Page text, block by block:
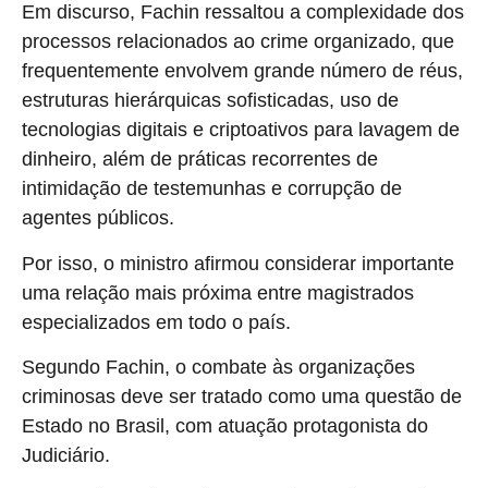
Em discurso, Fachin ressaltou a complexidade dos
processos relacionados ao crime organizado, que
frequentemente envolvem grande número de réus,
estruturas hierárquicas sofisticadas, uso de
tecnologias digitais e criptoativos para lavagem de
dinheiro, além de práticas recorrentes de
intimidação de testemunhas e corrupção de
agentes públicos.
Por isso, o ministro afirmou considerar importante
uma relação mais próxima entre magistrados
especializados em todo o país.
Segundo Fachin, o combate às organizações
criminosas deve ser tratado como uma questão de
Estado no Brasil, com atuação protagonista do
Judiciário.